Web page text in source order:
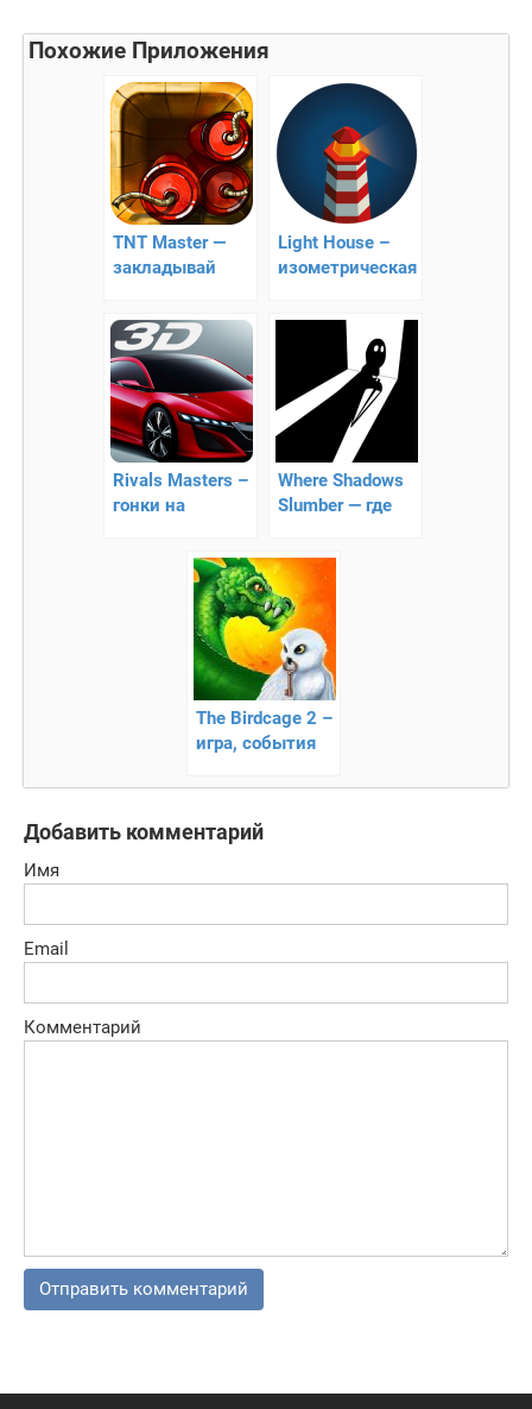
Похожие Приложения
TNT Master —
закладывай
Light House –
изометрическая
Rivals Masters –
гонки на
Where Shadows
Slumber — где
The Birdcage 2 –
игра, события
разворачиваются
в мире магии!
Добавить комментарий
Имя
Email
Комментарий